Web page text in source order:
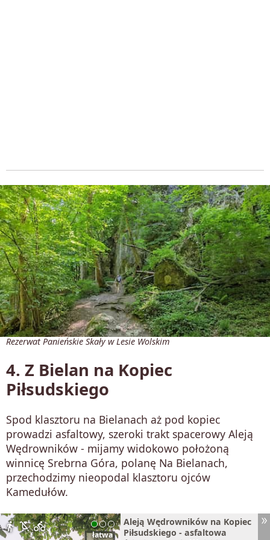
Rezerwat Panieńskie Skały w Lesie Wolskim
4. Z Bielan na Kopiec
Piłsudskiego
Spod klasztoru na Bielanach aż pod kopiec
prowadzi asfaltowy, szeroki trakt spacerowy Aleją
Wędrowników - mijamy widokowo położoną
winnicę Srebrna Góra, polanę Na Bielanach,
przechodzimy nieopodal klasztoru ojców
Kamedułów.
łatwa
directions_walk child_friendly directions_bike
Aleją Wędrowników na Kopiec
Piłsudskiego - asfaltowa